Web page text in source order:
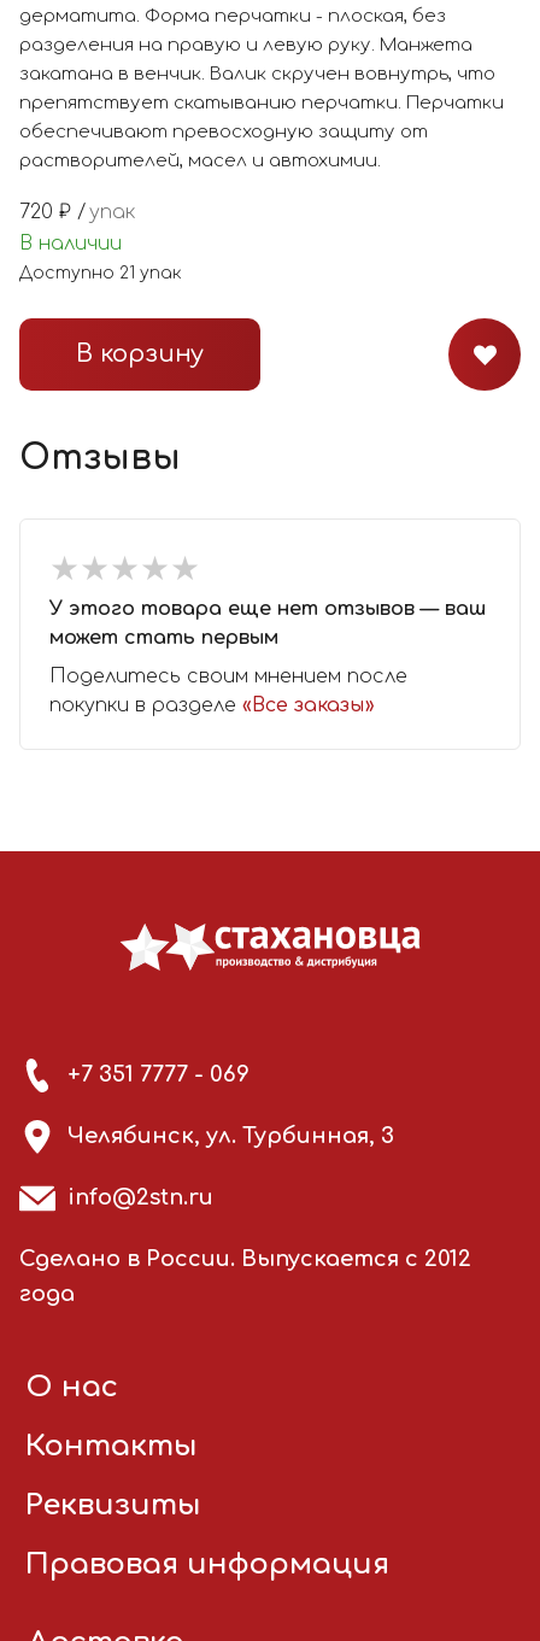
дерматита. Форма перчатки - плоская, без
разделения на правую и левую руку. Манжета
закатана в венчик. Валик скручен вовнутрь, что
препятствует скатыванию перчатки. Перчатки
обеспечивают превосходную защиту от
растворителей, масел и автохимии.
720 ₽ /упак
В наличии
Доступно 21 упак
В корзину
Отзывы
★★★★★
★★★★★
У этого товара еще нет отзывов — ваш
может стать первым
Поделитесь своим мнением после
покупки в разделе «Все заказы»
+7 351 7777 - 069
Челябинск, ул. Турбинная, 3
info@2stn.ru
Сделано в России. Выпускается с 2012
года
О нас
Контакты
Реквизиты
Правовая информация